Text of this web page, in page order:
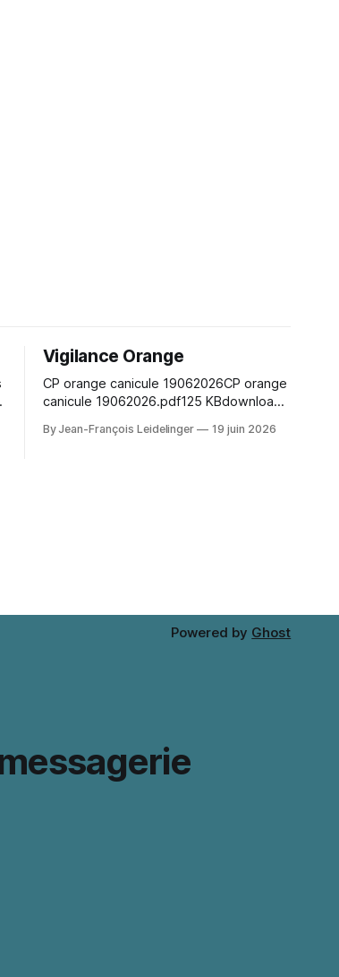
Vigilance Orange
CP orange canicule 19062026CP orange
canicule 19062026.pdf125 KBdownload-
the wig silhouette as much as the exact
By Jean-François Leidelinger 19 juin 2026
Powered by Ghost